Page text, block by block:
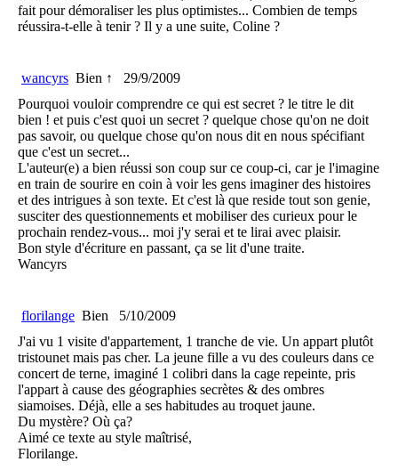
fait pour démoraliser les plus optimistes... Combien de temps
réussira-t-elle à tenir ? Il y a une suite, Coline ?
wancyrs Bien ↑
29/9/2009
Pourquoi vouloir comprendre ce qui est secret ? le titre le dit
bien ! et puis c'est quoi un secret ? quelque chose qu'on ne doit
pas savoir, ou quelque chose qu'on nous dit en nous spécifiant
que c'est un secret...
L'auteur(e) a bien réussi son coup sur ce coup-ci, car je l'imagine
en train de sourire en coin à voir les gens imaginer des histoires
et des intrigues à son texte. Et c'est là que reside tout son genie,
susciter des questionnements et mobiliser des curieux pour le
prochain rendez-vous... moi j'y serai et te lirai avec plaisir.
Bon style d'écriture en passant, ça se lit d'une traite.
Wancyrs
florilange Bien
5/10/2009
J'ai vu 1 visite d'appartement, 1 tranche de vie. Un appart plutôt
tristounet mais pas cher. La jeune fille a vu des couleurs dans ce
concert de terne, imaginé 1 colibri dans la cage repeinte, pris
l'appart à cause des géographies secrètes & des ombres
siamoises. Déjà, elle a ses habitudes au troquet jaune.
Du mystère? Où ça?
Aimé ce texte au style maîtrisé,
Florilange.